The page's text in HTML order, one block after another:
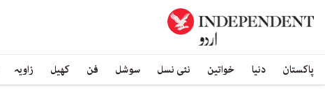
پاکستان دنیا خواتین نئی نسل سوشل فن کھیل زاویہ